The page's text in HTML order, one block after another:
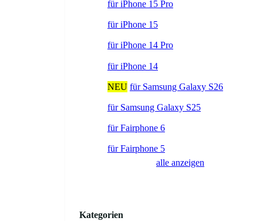
für iPhone 15 Pro
für iPhone 15
für iPhone 14 Pro
für iPhone 14
NEU für Samsung Galaxy S26
für Samsung Galaxy S25
für Fairphone 6
für Fairphone 5
alle anzeigen
Kategorien